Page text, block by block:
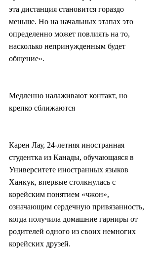
эта дистанция становится гораздо
меньше. Но на начальных этапах это
определенно может повлиять на то,
насколько непринужденным будет
общение».
Медленно налаживают контакт, но
крепко сближаются
Карен Лау, 24-летняя иностранная
студентка из Канады, обучающаяся в
Университете иностранных языков
Ханкук, впервые столкнулась с
корейским понятием «чжон»,
означающим сердечную привязанность,
когда получила домашние гарниры от
родителей одного из своих немногих
корейских друзей.